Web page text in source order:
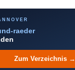
raeder
Zum Verzeichnis →